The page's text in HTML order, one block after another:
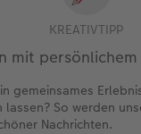
KREATIVTIPP
mit
gemeinsames
So werden
Nachrichten.